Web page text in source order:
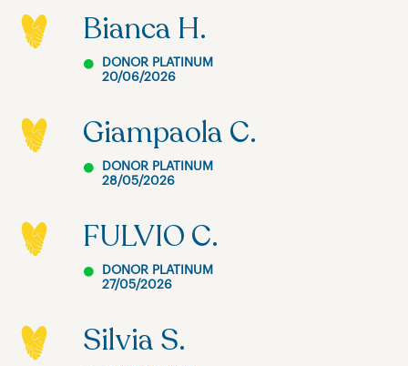
Bianca H.
DONOR PLATINUM
20/06/2026
Giampaola C.
DONOR PLATINUM
28/05/2026
FULVIO C.
DONOR PLATINUM
27/05/2026
Silvia S.